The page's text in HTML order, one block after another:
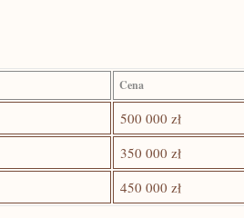
Cena
500 000 zł
350⁤ 000 zł
450 000⁣ zł